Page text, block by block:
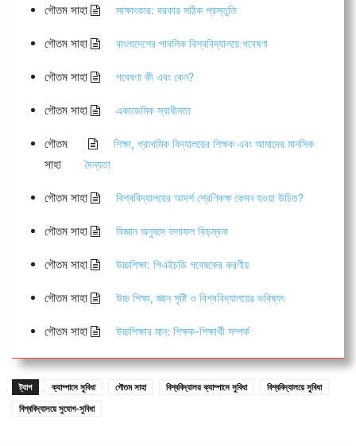
গৌতম সাহা সাক্ষাৎকার: দরকার সঠিক প্রস্তুতি
গৌতম সাহা বাংলাদেশের পাবলিক বিশ্ববিদ্যালয়ে গবেষণা
গৌতম সাহা গবেষণা কী এবং কেন?
গৌতম সাহা একাডেমিক স্বাধীনতা
গৌতম
সাহা
শিক্ষা, প্রাথমিক বিদ্যালয়ের শিক্ষক এবং আমাদের মানসিক
দৈন্যতা
গৌতম সাহা বিশ্ববিদ্যালয়ের আদর্শ শ্রেণিকক্ষ কেমন হওয়া উচিত?
গৌতম সাহা বিজ্ঞান অনুষদে ফলাফল বিড়ম্বনা
গৌতম সাহা উচ্চশিক্ষা: পিএইচডি গবেষকের করণীয়
গৌতম সাহা উচ্চ শিক্ষা, জ্ঞান সৃষ্টি ও বিশ্ববিদ্যালয়ের ভবিষ্যৎ
গৌতম সাহা উচ্চশিক্ষার মান: শিক্ষক-শিক্ষার্থী সম্পর্ক
ট্যাগ ক্যাম্পাসে সুবিধা গৌতম সাহা বিশ্ববিদ্যালয় ক্যাম্পাসে সুবিধা
বিশ্ববিদ্যালয়ে সুবিধা
বিশ্ববিদ্যালয়ে সুযোগ-সুবিধা